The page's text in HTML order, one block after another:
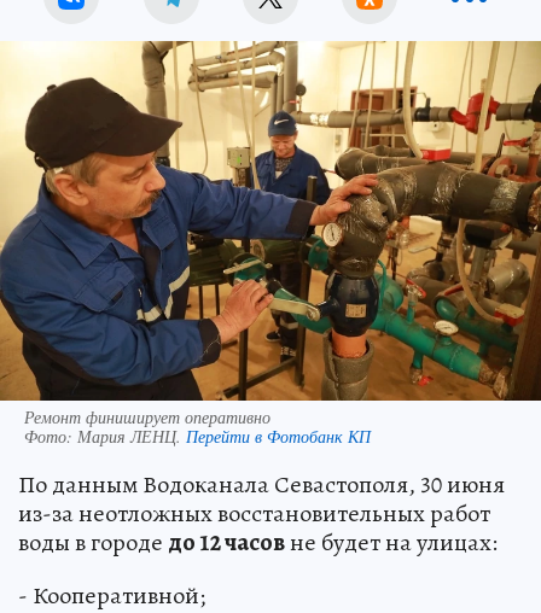
Ремонт финиширует оперативно
Фото: Мария ЛЕНЦ. Перейти в Фотобанк КП
По данным Водоканала Севастополя, 30 июня
из-за неотложных восстановительных работ
воды в городе до 12 часовне будет на улицах:
- Кооперативной;